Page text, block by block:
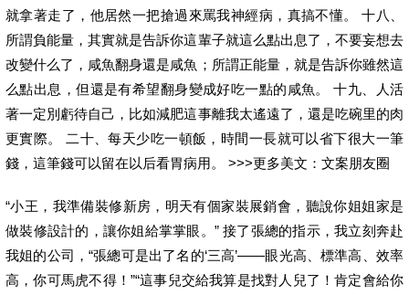
就拿著走了，他居然一把搶過來罵我神經病，真搞不懂。 十八、
所謂負能量，其實就是告訴你這輩子就這么點出息了，不要妄想去
改變什么了，咸魚翻身還是咸魚；所謂正能量，就是告訴你雖然這
么點出息，但還是有希望翻身變成好吃一點的咸魚。 十九、人活
著一定別虧待自己，比如減肥這事離我太遙遠了，還是吃碗里的肉
更實際。 二十、每天少吃一頓飯，時間一長就可以省下很大一筆
錢，這筆錢可以留在以后看胃病用。 >>>更多美文：文案朋友圈
“小王，我準備裝修新房，明天有個家裝展銷會，聽說你姐姐家是
做裝修設計的，讓你姐給掌掌眼。” 接了張總的指示，我立刻奔赴
我姐的公司，“張總可是出了名的‘三高’——眼光高、標準高、效率
高，你可馬虎不得！”“這事兒交給我算是找對人兒了！肯定會給你